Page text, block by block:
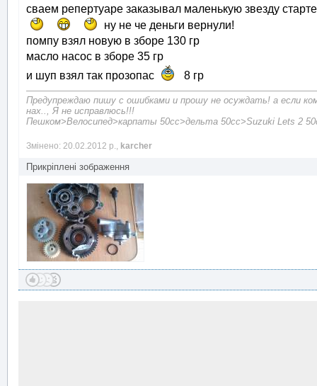
сваем репертуаре заказывал маленькую звезду
ну не че деньги вернули!
помпу взял новую в зборе 130 гр
масло насос в зборе 35 гр
и шуп взял так прозопас
8 гр
Предупреждаю пишу с ошибками и прошу не осуждать! а если
нах.., Я не исправлюсь!!!
Пешком>Велосипед>карпаты 50сc>дельта 50сс>Suzuki Lets 2
Змінено: 20.02.2012 р., karcher
Прикріплені зображення